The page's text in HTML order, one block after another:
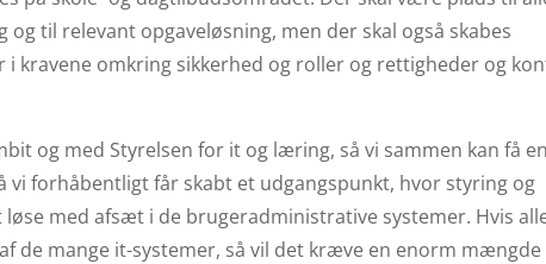
til relevant opgaveløsning, men der skal også skabes
kravene omkring sikkerhed og roller og rettigheder og
og med Styrelsen for it og læring, så vi sammen kan få
forhåbentligt får skabt et udgangspunkt, hvor styring og
med afsæt i de brugeradministrative systemer. Hvis
de mange it-systemer, så vil det kræve en enorm mængde